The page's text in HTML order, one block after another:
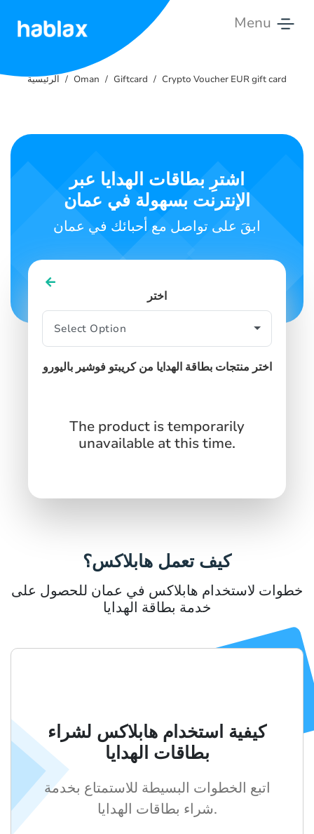
Menu
أسعار
اتصل
SIGN INSIGN UP
الرئيسية Oman Giftcard Crypto Voucher EUR gift card
اشترِ بطاقات الهدايا عبر
الإنترنت بسهولة في عمان
ابقَ على تواصل مع أحبائك في عمان
اختر
اختر منتجات بطاقة الهدايا من كريبتو فوشير باليورو
The product is temporarily
unavailable at this time.
كيف تعمل هابلاكس؟
خطوات لاستخدام هابلاكس في عمان للحصول على
خدمة بطاقة الهدايا
كيفية استخدام هابلاكس لشراء
بطاقات الهدايا
اتبع الخطوات البسيطة للاستمتاع بخدمة
شراء بطاقات الهدايا.